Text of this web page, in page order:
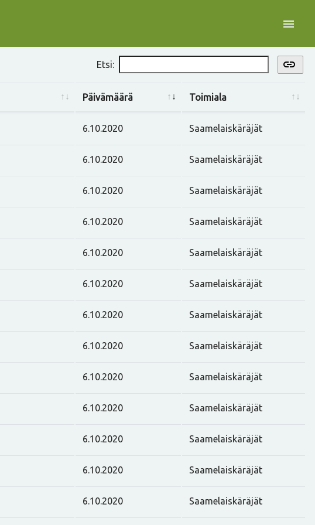
menu
link
Etsi:
Päivämäärä Toimiala
6.10.2020 Saamelaiskäräjät
6.10.2020 Saamelaiskäräjät
6.10.2020 Saamelaiskäräjät
6.10.2020 Saamelaiskäräjät
6.10.2020 Saamelaiskäräjät
6.10.2020 Saamelaiskäräjät
6.10.2020 Saamelaiskäräjät
6.10.2020 Saamelaiskäräjät
6.10.2020 Saamelaiskäräjät
6.10.2020 Saamelaiskäräjät
6.10.2020 Saamelaiskäräjät
6.10.2020 Saamelaiskäräjät
6.10.2020 Saamelaiskäräjät